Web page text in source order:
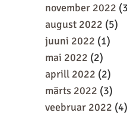
november 2022
august 2022 (5)
juuni 2022 (1)
mai 2022 (2)
aprill 2022 (2)
märts 2022 (3)
veebruar 2022 (4)